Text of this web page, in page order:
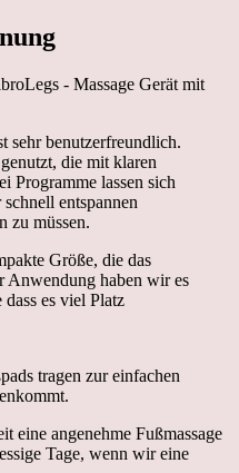
sehr benutzerfreundlich.
die mit klaren
Programme lassen sich
entspannen
zu müssen.
Größe, die das
Anwendung haben wir es
es viel Platz
tragen zur einfachen
eine angenehme Fußmassage
Tage, wenn wir eine